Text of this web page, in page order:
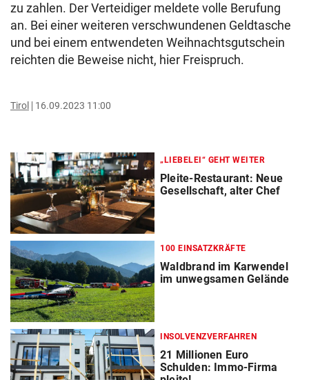
zu zahlen. Der Verteidiger meldete volle Berufung
an. Bei einer weiteren verschwundenen Geldtasche
und bei einem entwendeten Weihnachtsgutschein
reichten die Beweise nicht, hier Freispruch.
Tirol 16.09.2023 11:00
„LIEBELEI“ GEHT WEITER
Pleite-Restaurant: Neue
Gesellschaft, alter Chef
100 EINSATZKRÄFTE
Waldbrand im Karwendel
im unwegsamen Gelände
INSOLVENZVERFAHREN
21 Millionen Euro
Schulden: Immo-Firma